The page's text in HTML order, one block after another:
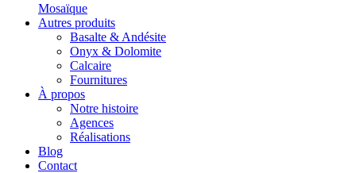
Mosaïque
Autres produits
Basalte & Andésite
Onyx & Dolomite
Calcaire
Fournitures
À propos
Notre histoire
Agences
Réalisations
Blog
Contact